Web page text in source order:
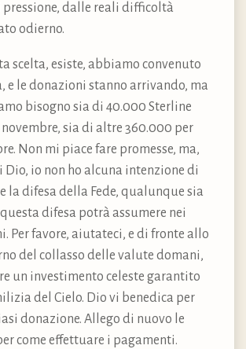
dalle reali difficoltà
odierno.
scelta, esiste, abbiamo convenuto
e le donazioni stanno arrivando, ma
bisogno sia di 40.000 Sterline
sia di altre 360.000 per
Non mi piace fare promesse, ma,
Dio, io non ho alcuna intenzione di
la difesa della Fede, qualunque sia
questa difesa potrà assumere nei
Per favore, aiutateci, e di fronte allo
del collasso delle valute domani,
un investimento celeste garantito
del Cielo. Dio vi benedica per
donazione. Allego di nuovo le
come effettuare i pagamenti.